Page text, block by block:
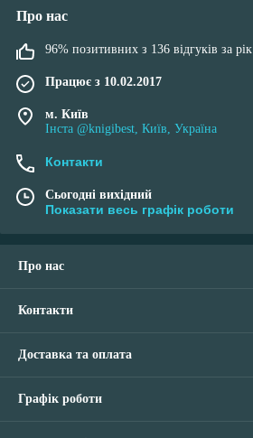
Про нас
96% позитивних з 136 відгуків за рік
Працює з 10.02.2017
м. Київ
Інста @knigibest, Київ, Україна
Контакти
Сьогодні вихідний
Показати весь графік роботи
Про нас
Контакти
Доставка та оплата
Графік роботи